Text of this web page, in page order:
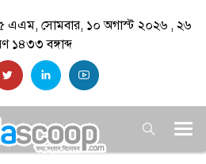
এএম, সোমবার, ১০ অগাস্ট ২০২৬ , ২৬
১৪৩৩ বঙ্গাব্দ